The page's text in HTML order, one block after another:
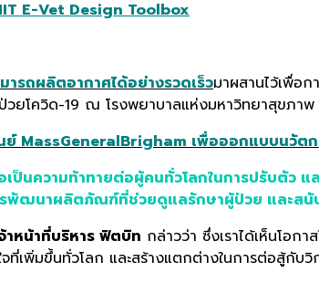
E-Vet Design Toolbox
ารถผลิตอากาศได้อย่างรวดเร็วมาผสานไว้เพื่อ
วยโควิด-19 ณ โรงพยาบาลแห่งมหาวิทยาสุขภาพ
ย์ MassGeneralBrigham เพื่อออกแบบนวัตก
ป็นความท้าทายต่อผู้คนทั่วโลกในการปรับตัว
รพัฒนาผลิตภัณฑ์ที่ช่วยดูแลรักษาผู้ป่วย และส
าหน้าที่บริหาร ฟิตบิท กล่าวว่า ซึ่งเราได้เห็นโอก
ที่เพิ่มขึ้นทั่วโลก และสร้างแตกต่างในการต่อสู้กับ